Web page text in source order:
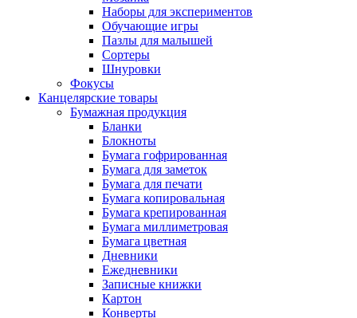
Наборы для экспериментов
Обучающие игры
Пазлы для малышей
Сортеры
Шнуровки
Фокусы
Канцелярские товары
Бумажная продукция
Бланки
Блокноты
Бумага гофрированная
Бумага для заметок
Бумага для печати
Бумага копировальная
Бумага крепированная
Бумага миллиметровая
Бумага цветная
Дневники
Ежедневники
Записные книжки
Картон
Конверты